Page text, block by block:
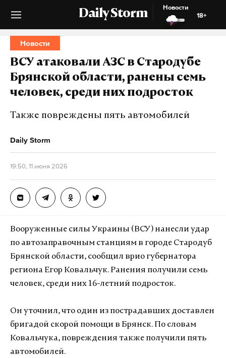
Daily Storm
Новости
18+
Новости
ВСУ атаковали АЗС в Стародубе
Брянской области, ранены семь
человек, среди них подросток
Также повреждены пять автомобилей
Daily Storm
19:50, 11 июня 2026
Вооруженные силы Украины (ВСУ) нанесли удар
по автозаправочным станциям в городе Стародуб
Брянской области, сообщил врио губернатора
региона Егор Ковальчук. Ранения получили семь
человек, среди них 16-летний подросток.
Он уточнил, что один из пострадавших доставлен
бригадой скорой помощи в Брянск. По словам
Ковальчука, повреждения также получили пять
автомобилей.